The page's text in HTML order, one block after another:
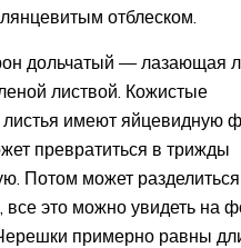
отблеском.
дольчатый — лазающая
листвой. Кожистые
имеют яйцевидную
превратиться в трижды
Потом может
все это можно увидеть на
примерно равны